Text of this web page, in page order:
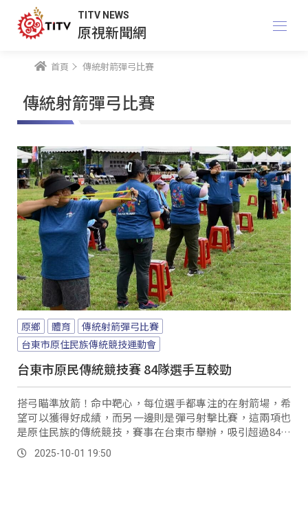
TITV NEWS
原視新聞網
首頁 傳統射箭彈弓比賽
傳統射箭彈弓比賽
原鄉 體育
傳統射箭彈弓比賽
台東市原住民族傳統競技運動會
台東市原民傳統競技賽 84隊選手互較勁
搭弓瞄準放箭！命中靶心，每位選手都專注的在射箭場，希
望可以獲得好成績，而另一邊則是彈弓射擊比賽，這兩項也
是原住民族的傳統競技，賽事在台東市舉辦，吸引超過84支
隊伍報名參賽，有選手表示，延續傳統是他最重要的信念。
2025-10-01 19:50